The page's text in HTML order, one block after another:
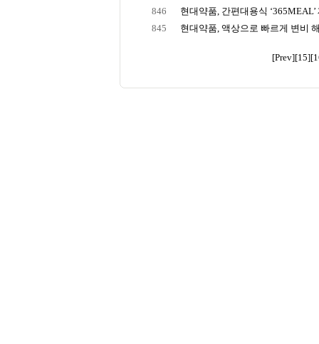
846
현대약품, 간편대용식 ‘365MEAL’
845
현대약품, 액상으로 빠르게 변비
[Prev][15]